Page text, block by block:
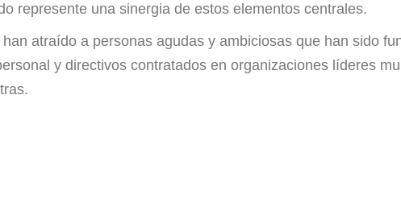
represente una sinergia de estos elementos centrales.
atraído a personas agudas y ambiciosas que han sido
y directivos contratados en organizaciones líderes